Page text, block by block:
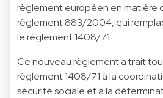
règlement européen en matière
règlement 883/2004, qui
le règlement 1408/71.
Ce nouveau règlement a trait
règlement 1408/71 à la
sécurité sociale et à la